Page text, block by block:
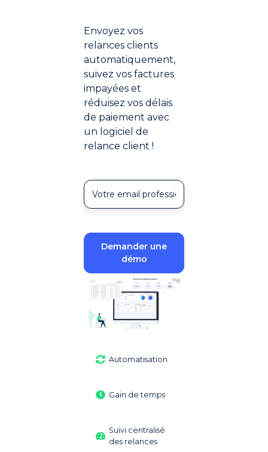
Envoyez vos
relances clients
automatiquement,
suivez vos factures
impayées et
réduisez vos délais
de paiement avec
un logiciel de
relance client !
Demander une
démo
Automatisation
Gain de temps
Suivi centralisé
des relances